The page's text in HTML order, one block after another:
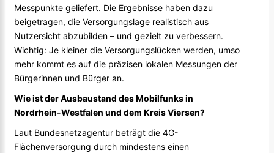
Messpunkte geliefert. Die Ergebnisse haben dazu
beigetragen, die Versorgungslage realistisch aus
Nutzersicht abzubilden – und gezielt zu verbessern.
Wichtig: Je kleiner die Versorgungslücken werden, umso
mehr kommt es auf die präzisen lokalen Messungen der
Bürgerinnen und Bürger an.
Wie ist der Ausbaustand des Mobilfunks in
Nordrhein-Westfalen und dem Kreis Viersen?
Laut Bundesnetzagentur beträgt die 4G-
Flächenversorgung durch mindestens einen